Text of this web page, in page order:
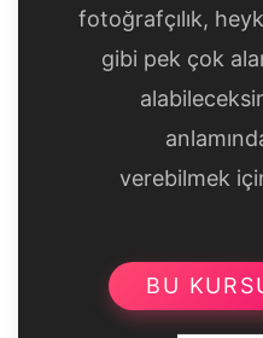
fotoğrafçılık,
gibi pek çok
verebilmek
BU